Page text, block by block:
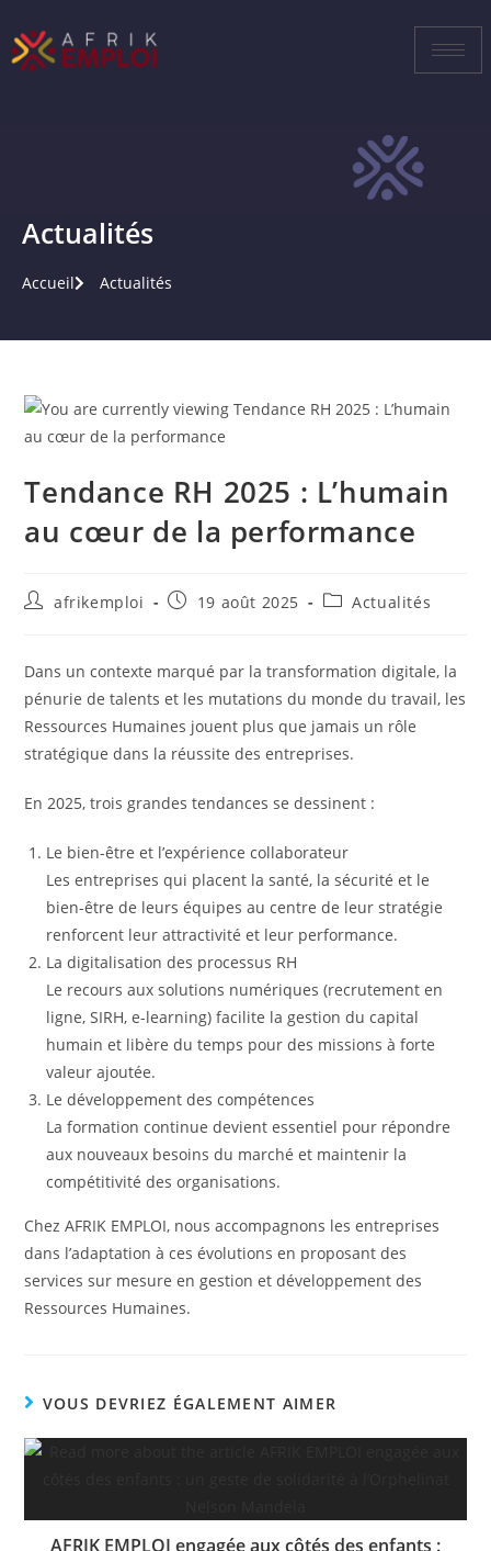
Actualités
Accueil Actualités
Tendance RH 2025 : L’humain
au cœur de la performance
afrikemploi 19 août 2025 Actualités
Dans un contexte marqué par la transformation digitale, la
pénurie de talents et les mutations du monde du travail, les
Ressources Humaines jouent plus que jamais un rôle
stratégique dans la réussite des entreprises.
En 2025, trois grandes tendances se dessinent :
Le bien-être et l’expérience collaborateur
Les entreprises qui placent la santé, la sécurité et le
bien-être de leurs équipes au centre de leur stratégie
renforcent leur attractivité et leur performance.
La digitalisation des processus RH
Le recours aux solutions numériques (recrutement en
ligne, SIRH, e-learning) facilite la gestion du capital
humain et libère du temps pour des missions à forte
valeur ajoutée.
Le développement des compétences
La formation continue devient essentiel pour répondre
aux nouveaux besoins du marché et maintenir la
compétitivité des organisations.
Chez AFRIK EMPLOI, nous accompagnons les entreprises
dans l’adaptation à ces évolutions en proposant des
services sur mesure en gestion et développement des
Ressources Humaines.
VOUS DEVRIEZ ÉGALEMENT AIMER
AFRIK EMPLOI engagée aux côtés des enfants :